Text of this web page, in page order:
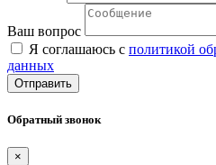
Ваш вопрос
Я соглашаюсь с политикой
данных
Отправить
Обратный звонок
×